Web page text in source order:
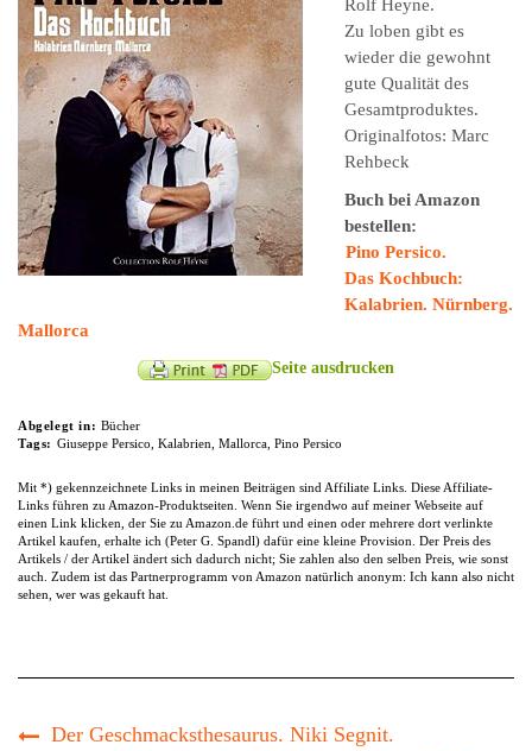
Rolf Heyne.
Zu loben gibt es
wieder die gewohnt
gute Qualität des
Gesamtproduktes.
Originalfotos: Marc
Rehbeck
Buch bei Amazon
bestellen:
Pino Persico.
Das Kochbuch:
Kalabrien. Nürnberg.
Mallorca
Seite ausdrucken
Abgelegt in: Bücher
Tags: Giuseppe Persico Kalabrien Mallorca, Pino Persico
Mit *) gekennzeichnete Links in meinen Beiträgen sind Affiliate Links. Diese Affiliate-
Links führen zu Amazon-Produktseiten. Wenn Sie irgendwo auf meiner Webseite auf
einen Link klicken, der Sie zu Amazon.de führt und einen oder mehrere dort verlinkte
Artikel kaufen, erhalte ich (Peter G. Spandl) dafür eine kleine Provision. Der Preis des
Artikels / der Artikel ändert sich dadurch nicht; Sie zahlen also den selben Preis, wie sonst
auch. Zudem ist das Partnerprogramm von Amazon natürlich anonym: Ich kann also nicht
sehen, wer was gekauft hat.
Der Geschmacksthesaurus. Niki Segnit.